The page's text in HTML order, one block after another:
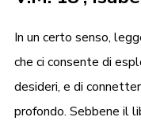
In un certo senso,
che ci consente di
desideri, e di
profondo. Sebbene il